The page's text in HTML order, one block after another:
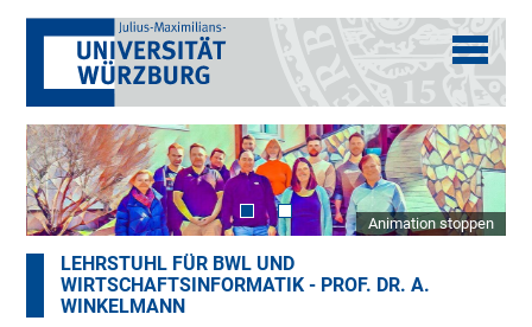
Animation stoppen
LEHRSTUHL FÜR BWL UND
WIRTSCHAFTSINFORMATIK - PROF. DR. A.
WINKELMANN